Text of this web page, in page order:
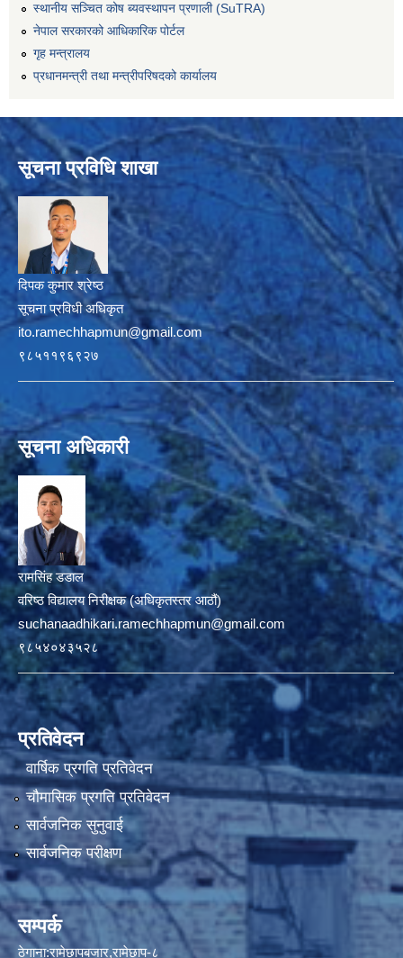
स्थानीय सञ्चित कोष ब्यवस्थापन प्रणाली (SuTRA)
नेपाल सरकारको आधिकारिक पोर्टल
गृह मन्त्रालय
प्रधानमन्त्री तथा मन्त्रीपरिषदको कार्यालय
सूचना प्रविधि शाखा
दिपक कुमार श्रेष्ठ
सूचना प्रविधी अधिकृत
ito.ramechhapmun@gmail.com
९८५११९६९२७
सूचना अधिकारी
रामसिंह डडाल
वरिष्ठ विद्यालय निरीक्षक (अधिकृतस्तर आठौं)
suchanaadhikari.ramechhapmun@gmail.com
९८५४०४३५२८
प्रतिवेदन
वार्षिक प्रगति प्रतिवेदन
चौमासिक प्रगति प्रतिवेदन
सार्वजनिक सुनुवाई
सार्वजनिक परीक्षण
सम्पर्क
ठेगाना:रामेछापबजार,रामेछाप-८